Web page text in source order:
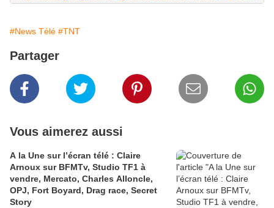
#News Télé #TNT
Partager
Vous aimerez aussi
A la Une sur l’écran télé : Claire
Arnoux sur BFMTv, Studio TF1 à
vendre, Mercato, Charles Alloncle,
OPJ, Fort Boyard, Drag race, Secret
Story